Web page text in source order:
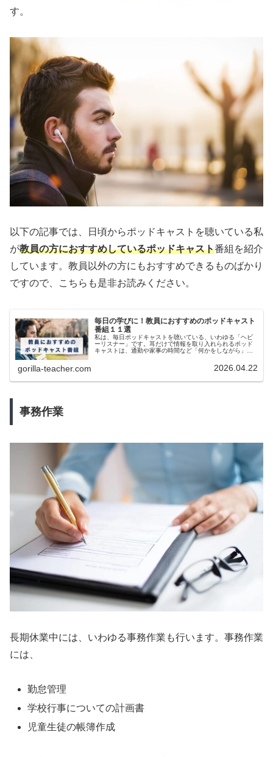
す。
以下の記事では、日頃からポッドキャストを聴いている私
が教員の方におすすめしているポッドキャスト番組を紹介
しています。教員以外の方にもおすすめできるものばかり
ですので、こちらも是非お読みください。
毎日の学びに！教員におすすめのポッドキャスト
番組１１選
私は、毎日ポッドキャストを聴いている、いわゆる「ヘビ
ーリスナー」です。耳だけで情報を取り入れられるポッド
キャストは、通勤や家事の時間など「何かをしながら」の
gorilla-teacher.com 2026.04.22
事務作業
長期休業中には、いわゆる事務作業も行います。事務作業
には、
勤怠管理
学校行事についての計画書
児童生徒の帳簿作成